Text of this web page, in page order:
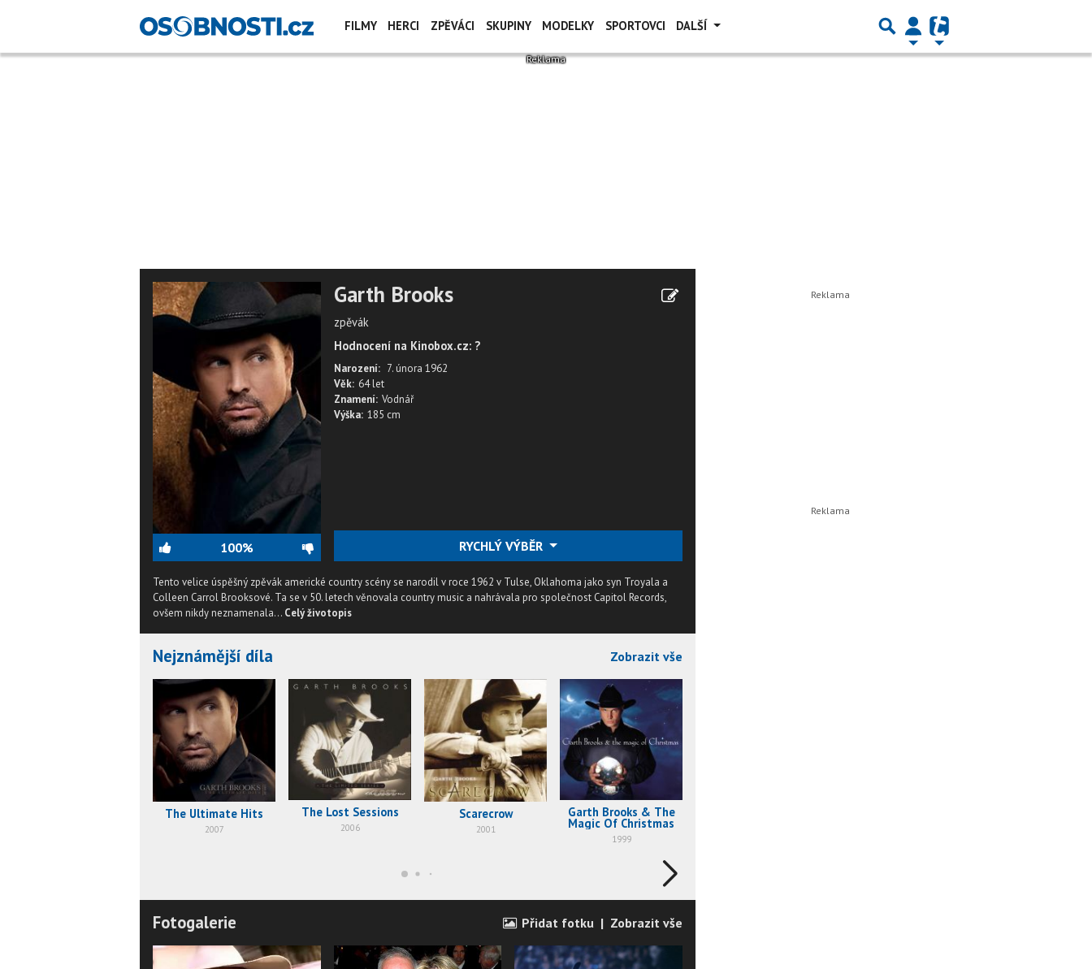
FILMY HERCI ZPĚVÁCI SKUPINY MODELKY SPORTOVCI DALŠÍ
100%
Garth Brooks
zpěvák
Hodnocení na Kinobox.cz: ?
Narození: 7. února 1962
Věk: 64 let
Znamení: Vodnář
Výška: 185 cm
RYCHLÝ VÝBĚR
Tento velice úspěšný zpěvák americké country scény se narodil v roce 1962 v Tulse, Oklahoma jako syn Troyala a
Colleen Carrol Brooksové. Ta se v 50. letech věnovala country music a nahrávala pro společnost Capitol Records,
ovšem nikdy neznamenala... Celý životopis
Nejznámější díla Zobrazit vše
The Ultimate Hits
2007
The Lost Sessions
2006
Scarecrow
2001
Garth Brooks & The
Magic Of Christmas
1999
Fotogalerie Přidat fotku | Zobrazit vše